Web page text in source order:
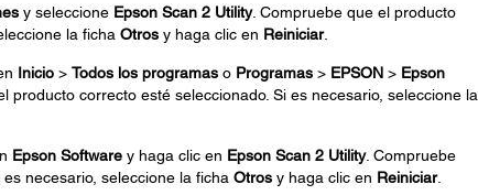
y seleccione Epson Scan 2 Utility. Compruebe que el producto
la ficha Otrosy haga clic en Reiniciar.
Inicio> Todos los programaso Programas> EPSON> Epson
producto correcto esté seleccionado. Si es necesario, seleccione la
Epson Softwarey haga clic en Epson Scan 2 Utility. Compruebe
necesario, seleccione la ficha Otrosy haga clic en Reiniciar.